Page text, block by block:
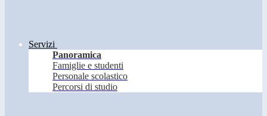
Servizi
Panoramica
Famiglie e studenti
Personale scolastico
Percorsi di studio